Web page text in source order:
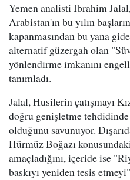
Yemen analisti Ibrahim
Arabistan'ın bu yılın
kapanmasından bu yana
alternatif güzergah olan
yönlendirme imkanını
tanımladı.
Jalal, Husilerin çatışmayı
doğru genişletme
olduğunu savunuyor.
Hürmüz Boğazı
amaçladığını, içeride ise
baskıyı yeniden tesis